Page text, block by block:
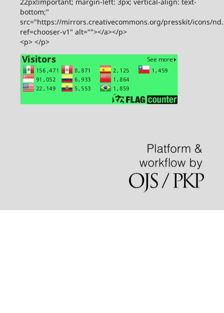
bottom;"
src="https://mirrors.creativecommons.org/presskit/icons/
ref=chooser-v1" alt=""></a></p>
<p> </p>